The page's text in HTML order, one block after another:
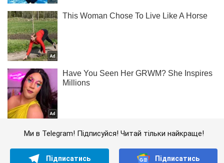
Ми в Telegram! Підписуйся! Читай тільки найкраще!
Підписатись Підписатись